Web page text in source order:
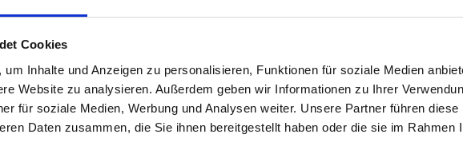
Cookies
Inhalte und Anzeigen zu personalisieren, Funktionen für soziale Medien
Website zu analysieren. Außerdem geben wir Informationen zu Ihrer
für soziale Medien, Werbung und Analysen weiter. Unsere Partner führen diese
Daten zusammen, die Sie ihnen bereitgestellt haben oder die sie im Rahmen
6,6 138
178
1000
TABELLE VERGRÖSSERN
Abständen mehrmals täglich aktualisiert.
Bestellung erfahren Sie das bestätigte
1-3 Tage